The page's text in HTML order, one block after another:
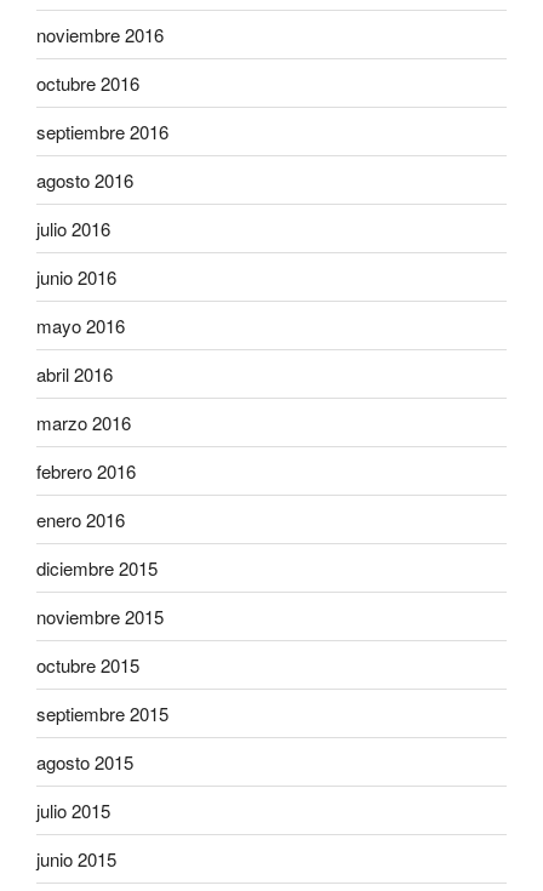
noviembre 2016
octubre 2016
septiembre 2016
agosto 2016
julio 2016
junio 2016
mayo 2016
abril 2016
marzo 2016
febrero 2016
enero 2016
diciembre 2015
noviembre 2015
octubre 2015
septiembre 2015
agosto 2015
julio 2015
junio 2015